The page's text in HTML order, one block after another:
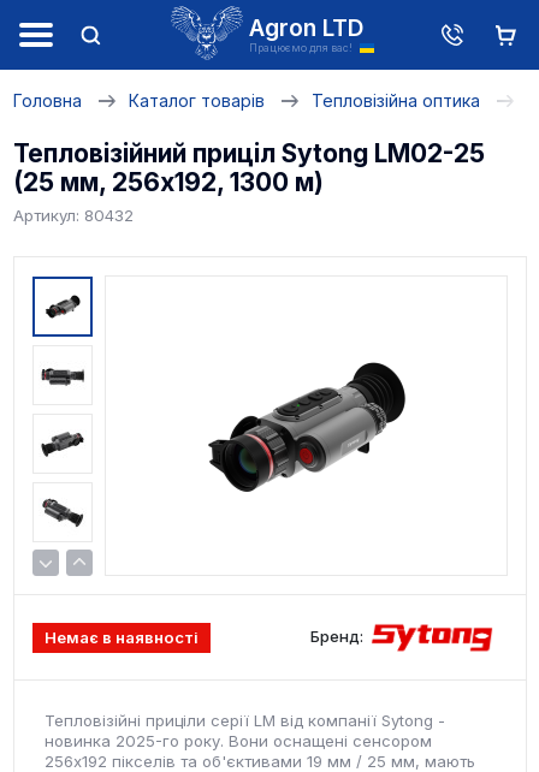
Agron LTD
Працюємо для вас!
Головна Каталог товарів Тепловізійна оптика
Тепловізійний приціл Sytong LM02-25
(25 мм, 256х192, 1300 м)
Артикул: 80432
Немає в наявності Бренд:
Тепловізійні приціли серії LM від компанії Sytong -
новинка 2025-го року. Вони оснащені сенсором
256x192 пікселів та об'єктивами 19 мм / 25 мм, мають